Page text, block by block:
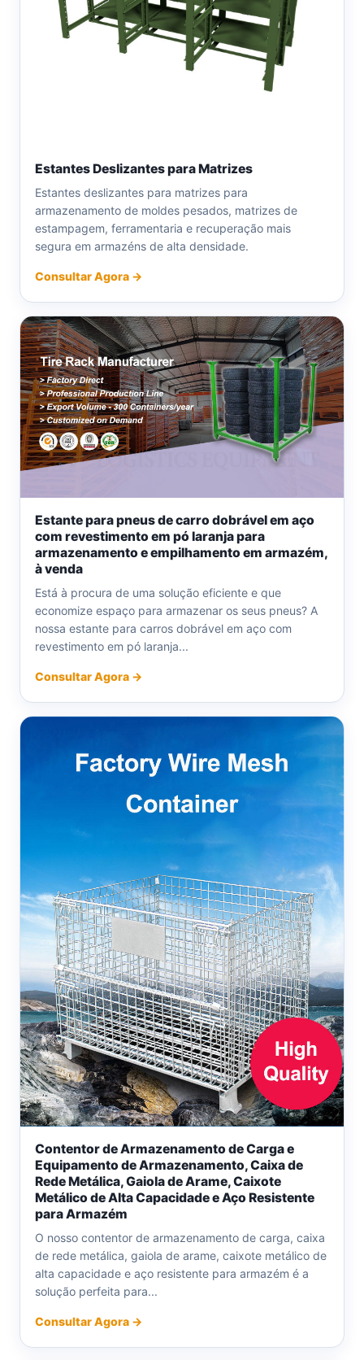
Estantes Deslizantes para Matrizes
Estantes deslizantes para matrizes para
armazenamento de moldes pesados, matrizes de
estampagem, ferramentaria e recuperação mais
segura em armazéns de alta densidade.
Consultar Agora →
Estante para pneus de carro dobrável em aço
com revestimento em pó laranja para
armazenamento e empilhamento em armazém,
à venda
Está à procura de uma solução eficiente e que
economize espaço para armazenar os seus pneus? A
nossa estante para carros dobrável em aço com
revestimento em pó laranja...
Consultar Agora →
Contentor de Armazenamento de Carga e
Equipamento de Armazenamento, Caixa de
Rede Metálica, Gaiola de Arame, Caixote
Metálico de Alta Capacidade e Aço Resistente
para Armazém
O nosso contentor de armazenamento de carga, caixa
de rede metálica, gaiola de arame, caixote metálico de
alta capacidade e aço resistente para armazém é a
solução perfeita para...
Consultar Agora →